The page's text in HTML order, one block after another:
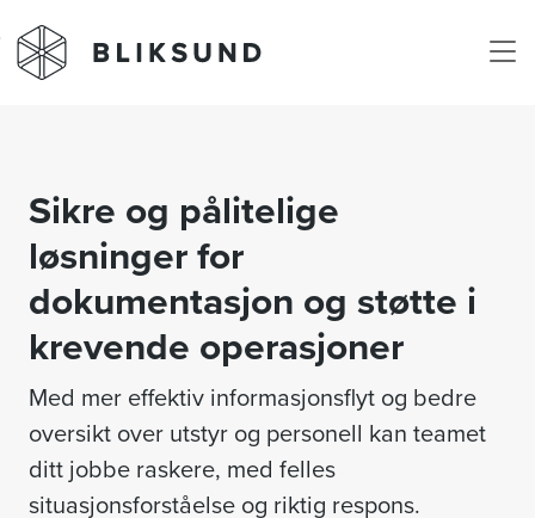
Skip to main content
Sikre og pålitelige
løsninger for
dokumentasjon og støtte i
krevende operasjoner
Med mer effektiv informasjonsflyt og bedre
oversikt over utstyr og personell kan teamet
ditt jobbe raskere, med felles
situasjonsforståelse og riktig respons.